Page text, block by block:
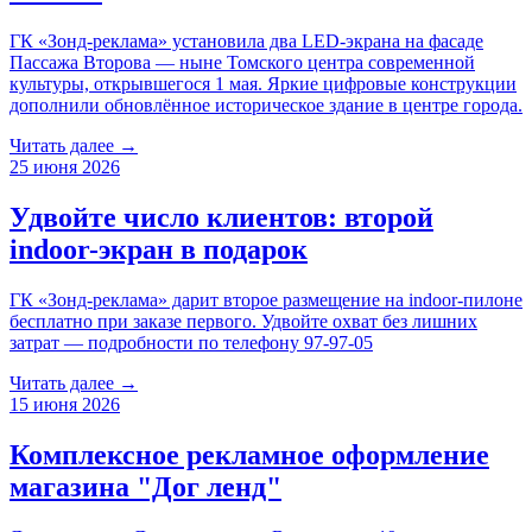
ГК «Зонд-реклама» установила два LED-экрана на фасаде
Пассажа Второва — ныне Томского центра современной
культуры, открывшегося 1 мая. Яркие цифровые конструкции
дополнили обновлённое историческое здание в центре города.
Читать далее →
25 июня 2026
Удвойте число клиентов: второй
indoor-экран в подарок
ГК «Зонд-реклама» дарит второе размещение на indoor-пилоне
бесплатно при заказе первого. Удвойте охват без лишних
затрат — подробности по телефону 97-97-05
Читать далее →
15 июня 2026
Комплексное рекламное оформление
магазина "Дог ленд"